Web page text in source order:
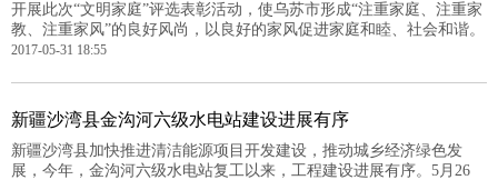
开展此次“文明家庭”评选表彰活动，使乌苏市形成“注重家庭、注重家
教、注重家风”的良好风尚，以良好的家风促进家庭和睦、社会和谐。
2017-05-31 18:55
新疆沙湾县金沟河六级水电站建设进展有序
新疆沙湾县加快推进清洁能源项目开发建设，推动城乡经济绿色发
展，今年，金沟河六级水电站复工以来，工程建设进展有序。5月26